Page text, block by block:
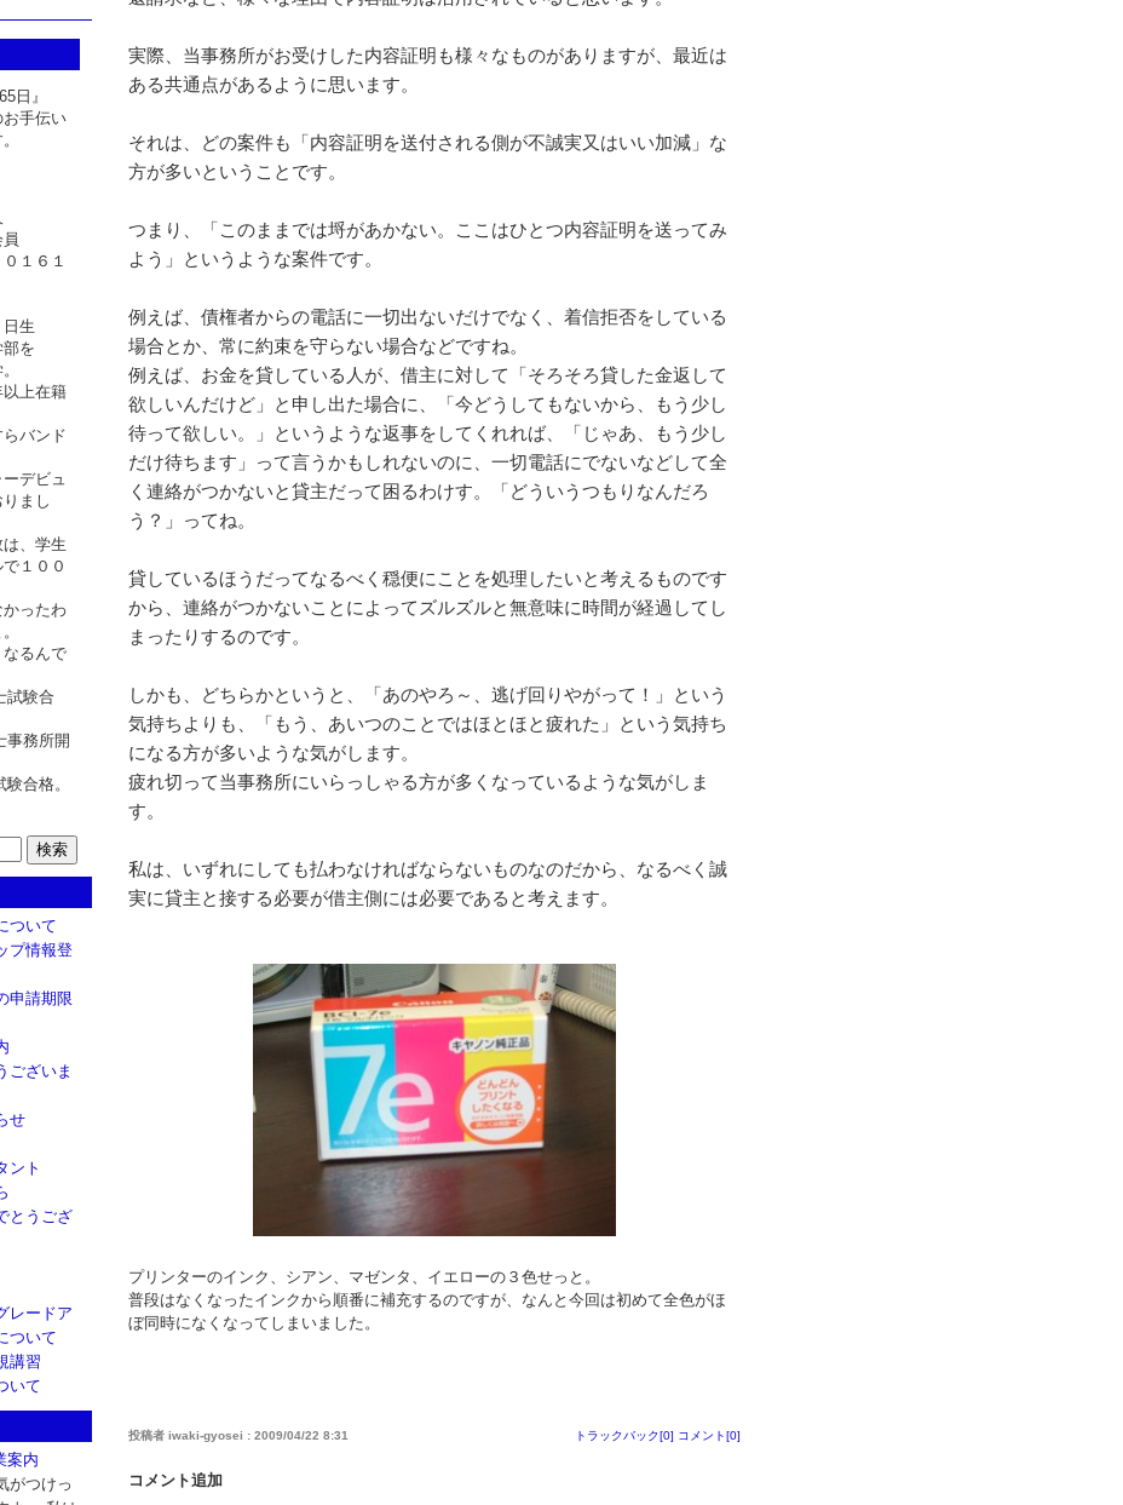
実際、当事務所がお受けした内容証明も様々なものがありますが、最近は
ある共通点があるように思います。
それは、どの案件も「内容証明を送付される側が不誠実又はいい加減」な
方が多いということです。
つまり、「このままでは埒があかない。ここはひとつ内容証明を送ってみ
よう」というような案件です。
例えば、債権者からの電話に一切出ないだけでなく、着信拒否をしている
場合とか、常に約束を守らない場合などですね。
例えば、お金を貸している人が、借主に対して「そろそろ貸した金返して
欲しいんだけど」と申し出た場合に、「今どうしてもないから、もう少し
待って欲しい。」というような返事をしてくれれば、「じゃあ、もう少し
だけ待ちます」って言うかもしれないのに、一切電話にでないなどして全
く連絡がつかないと貸主だって困るわけす。「どういうつもりなんだろ
う？」ってね。
貸しているほうだってなるべく穏便にことを処理したいと考えるものです
から、連絡がつかないことによってズルズルと無意味に時間が経過してし
まったりするのです。
しかも、どちらかというと、「あのやろ～、逃げ回りやがって！」という
気持ちよりも、「もう、あいつのことではほとほと疲れた」という気持ち
になる方が多いような気がします。
疲れ切って当事務所にいらっしゃる方が多くなっているような気がしま
す。
私は、いずれにしても払わなければならないものなのだから、なるべく誠
実に貸主と接する必要が借主側には必要であると考えます。
プリンターのインク、シアン、マゼンタ、イエローの３色せっと。
普段はなくなったインクから順番に補充するのですが、なんと今回は初めて全色がほ
ぼ同時になくなってしまいました。
トラックバック[0] コメント[0]
投稿者 iwaki-gyosei : 2009/04/22 8:31
コメント追加
日』
手伝い
１６１
日生
を
以上在籍
バンド
ーデビュ
まし
、学生
１００
かったわ
るんで
試験合
事務所開
合格。
ついて
プ情報登
申請期限
ございま
せ
ント
とうござ
レードア
ついて
講習
いて
案内
がつけっ